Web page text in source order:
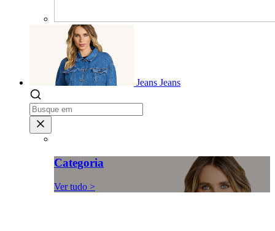
Jeans Jeans
Categoria
Ver tudo >